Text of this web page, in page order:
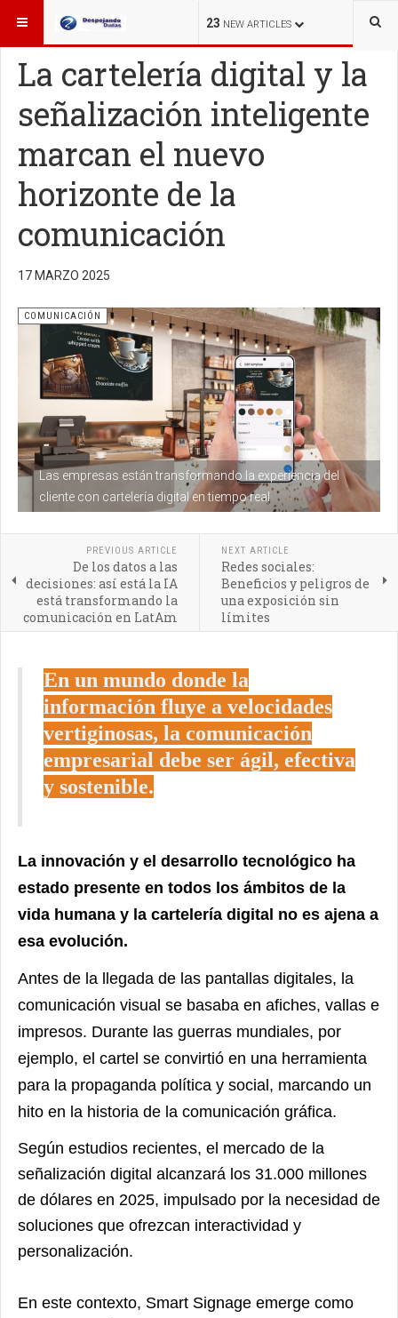
23 NEW ARTICLES
ESTÁ AQUÍ: OTROS TEMAS COMUNICACIÓN
La cartelería digital y la
señalización inteligente
marcan el nuevo
horizonte de la
comunicación
17 MARZO 2025
Las empresas están transformando la experiencia del
cliente con cartelería digital en tiempo real
COMUNICACIÓN
PREVIOUS ARTICLE
De los datos a las
decisiones: así está la IA
está transformando la
comunicación en LatAm
NEXT ARTICLE
Redes sociales:
Beneficios y peligros de
una exposición sin
límites
En un mundo donde la
información fluye a velocidades
vertiginosas, la comunicación
empresarial debe ser ágil, efectiva
y sostenible.
La innovación y el desarrollo tecnológico ha
estado presente en todos los ámbitos de la
vida humana y la cartelería digital no es ajena a
esa evolución.
Antes de la llegada de las pantallas digitales, la
comunicación visual se basaba en afiches, vallas e
impresos. Durante las guerras mundiales, por
ejemplo, el cartel se convirtió en una herramienta
para la propaganda política y social, marcando un
hito en la historia de la comunicación gráfica.
Según estudios recientes, el mercado de la
señalización digital alcanzará los 31.000 millones
de dólares en 2025, impulsado por la necesidad de
soluciones que ofrezcan interactividad y
personalización.
En este contexto, Smart Signage emerge como